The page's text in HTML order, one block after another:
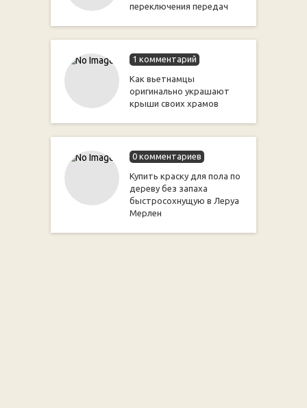
переключения передач
1 комментарий
Как вьетнамцы
оригинально украшают
крыши своих храмов
0 комментариев
Купить краску для пола по
дереву без запаха
быстросохнущую в Леруа
Мерлен